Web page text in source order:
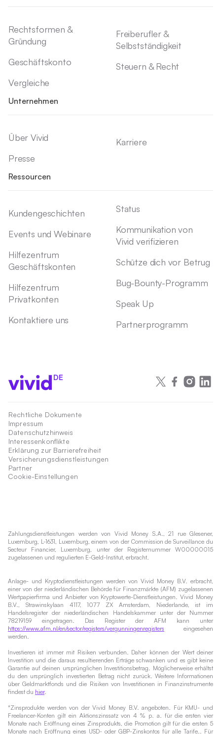
Rechtsformen &
Gründung
Geschäftskonto
Vergleiche
Freiberufler &
Selbstständigkeit
Steuern & Recht
Unternehmen
Über Vivid
Presse
Karriere
Ressourcen
Kundengeschichten
Events und Webinare
Hilfezentrum
Geschäftskonten
Hilfezentrum
Privatkonten
Kontaktiere uns
Status
Kommunikation von
Vivid verifizieren
Schütze dich vor Betrug
Bug-Bounty-Programm
Speak Up
Partnerprogramm
DE
Rechtliche Dokumente
Impressum
Datenschutzhinweis
Interessenkonflikte
Erklärung zur Barrierefreiheit
Versicherungsdienstleistungen
Partner
Cookie-Einstellungen
Zahlungsdienstleistungen werden von Vivid Money S.A., 21 rue Glesener,
Luxemburg, L-1631, Luxemburg, einem von der Commission de Surveillance du
Secteur Financier, Luxemburg, unter der Registernummer W00000015
zugelassenen und regulierten E-Geld-Institut, erbracht.
Anlage- und Kryptodienstleistungen werden von Vivid Money B.V. erbracht,
einer von der niederländischen Behörde für Finanzmärkte (AFM) zugelassenen
Wertpapierfirma und Anbieter von Kryptowerte-Dienstleistungen. Vivid Money
B.V., Strawinskylaan 4117, 1077 ZX Amsterdam, Niederlande, ist im
Handelsregister der niederländischen Handelskammer unter der Nummer
78219159 eingetragen. Das Register der AFM kann unter
https://www.afm.nl/en/sector/registers/vergunningenregisters eingesehen
werden.
Investieren ist immer mit Risiken verbunden. Daher können der Wert deiner
Investition und die daraus resultierenden Erträge schwanken und es gibt keine
Garantie auf deinen ursprünglichen Investitionsbetrag. Möglicherweise erhältst
du den ursprünglich investierten Betrag nicht zurück. Weitere Informationen
über Geldmarktfonds und die Risiken von Investitionen in Finanzinstrumente
findest du hier.
*Zinsprodukte werden von der Vivid Money B.V. angeboten. Für KMU- und
Freelancer-Konten gilt ein Aktionszinssatz von 4 % p. a. für die ersten vier
Monate nach Eröffnung eines Zinsprodukts, die Promotion gilt für die ersten 5
Monate nach Eröffnung eines USD- oder GBP-Zinskontos für alle Tarife.. Für